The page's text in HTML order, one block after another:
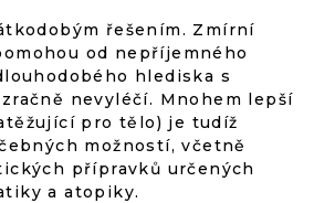
řešením. Zmírní
od nepříjemného
hlediska s
nevyléčí. Mnohem lepší
pro tělo) je tudíž
možností, včetně
přípravků určených
a atopiky.